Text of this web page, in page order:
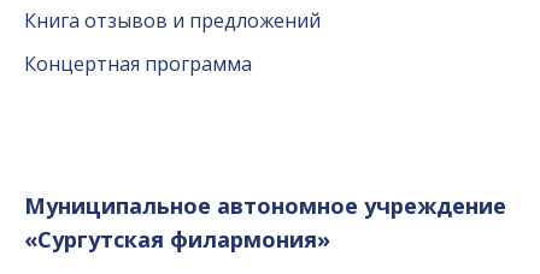
Книга отзывов и предложений
Концертная программа
Муниципальное автономное учреждение
«Сургутская филармония»